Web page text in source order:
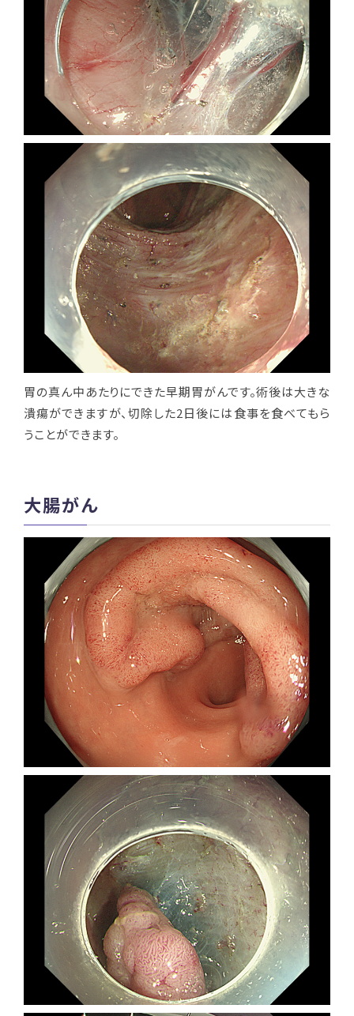
胃の真ん中あたりにできた早期胃がんです。術後は大きな
潰瘍ができますが、切除した2日後には食事を食べてもら
うことができます。
大腸がん